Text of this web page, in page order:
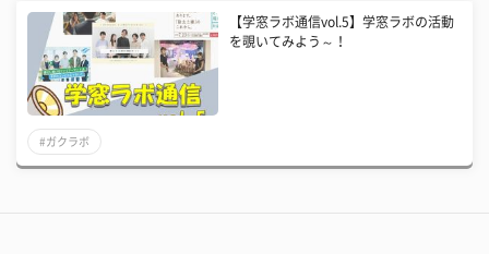
【学窓ラボ通信vol.5】学窓ラボの活動
を覗いてみよう～！
#ガクラボ